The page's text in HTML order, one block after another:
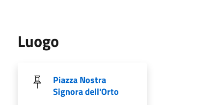
Luogo
Piazza Nostra
Signora dell'Orto